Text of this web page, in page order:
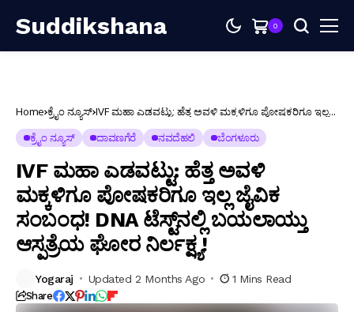
Suddikshana 0
Home ಕ್ರೈಂ ನ್ಯೂಸ್ IVF ಮಹಾ ಎಡವಟ್ಟು: ಹೆತ್ತ ಅವಳಿ ಮಕ್ಕಳಿಗೂ ಪೋಷಕರಿಗೂ ಇಲ್ಲ
ನಿರ್ಲಕ್ಷ್ಯ!
ಕ್ರೈಂ ನ್ಯೂಸ್ ದಾವಣಗೆರೆ ನವದೆಹಲಿ ಬೆಂಗಳೂರು
IVF ಮಹಾ ಎಡವಟ್ಟು: ಹೆತ್ತ ಅವಳಿ
ಮಕ್ಕಳಿಗೂ ಪೋಷಕರಿಗೂ ಇಲ್ಲ ಜೈವಿಕ
ಸಂಬಂಧ! DNA ಟೆಸ್ಟ್‌ನಲ್ಲಿ ಬಯಲಾಯ್ತು
ಆಸ್ಪತ್ರೆಯ ಘೋರ ನಿರ್ಲಕ್ಷ್ಯ!
Yogaraj Updated 2 Months Ago 1 Mins Read
Share